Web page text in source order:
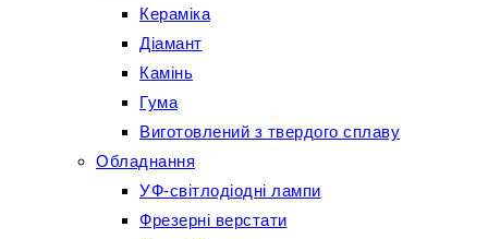
Кераміка
Діамант
Камінь
Гума
Виготовлений з твердого сплаву
Обладнання
УФ-світлодіодні лампи
Фрезерні верстати